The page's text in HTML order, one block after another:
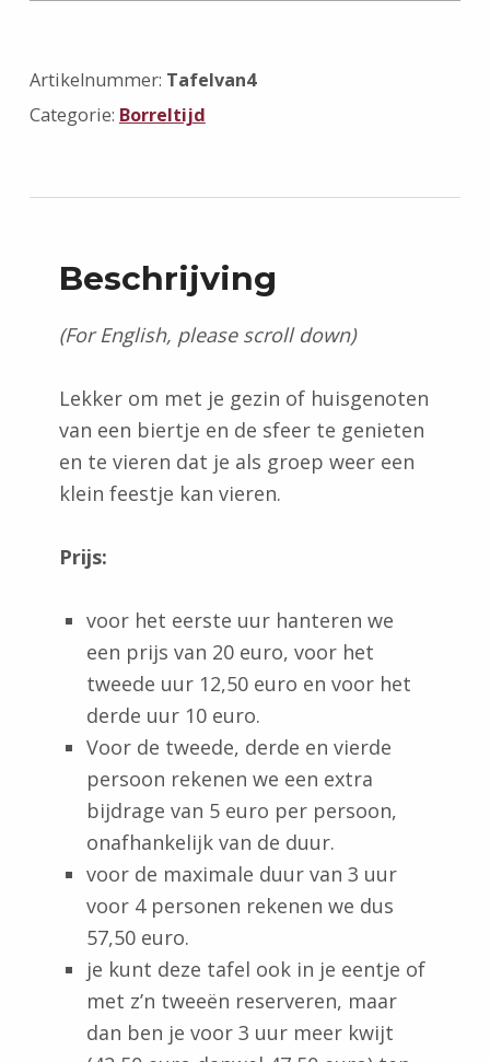
Artikelnummer: Tafelvan4
Categorie: Borreltijd
Beschrijving
(For English, please scroll down)
Lekker om met je gezin of huisgenoten
van een biertje en de sfeer te genieten
en te vieren dat je als groep weer een
klein feestje kan vieren.
Prijs:
voor het eerste uur hanteren we
een prijs van 20 euro, voor het
tweede uur 12,50 euro en voor het
derde uur 10 euro.
Voor de tweede, derde en vierde
persoon rekenen we een extra
bijdrage van 5 euro per persoon,
onafhankelijk van de duur.
voor de maximale duur van 3 uur
voor 4 personen rekenen we dus
57,50 euro.
je kunt deze tafel ook in je eentje of
met z’n tweeën reserveren, maar
dan ben je voor 3 uur meer kwijt